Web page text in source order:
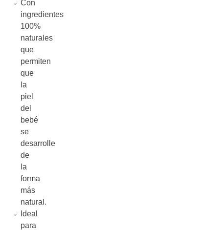
Con
ingredientes
100%
naturales
que
permiten
que
la
piel
del
bebé
se
desarrolle
de
la
forma
más
natural.
Ideal
para